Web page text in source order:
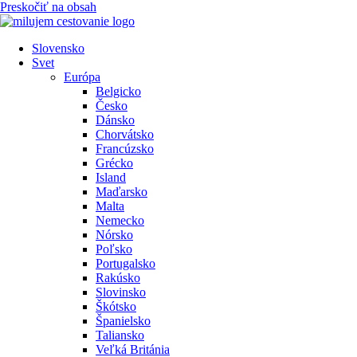
Preskočiť na obsah
Slovensko
Svet
Európa
Belgicko
Česko
Dánsko
Chorvátsko
Francúzsko
Grécko
Island
Maďarsko
Malta
Nemecko
Nórsko
Poľsko
Portugalsko
Rakúsko
Slovinsko
Škótsko
Španielsko
Taliansko
Veľká Británia